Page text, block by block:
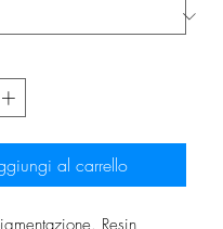
al carrello
Resin